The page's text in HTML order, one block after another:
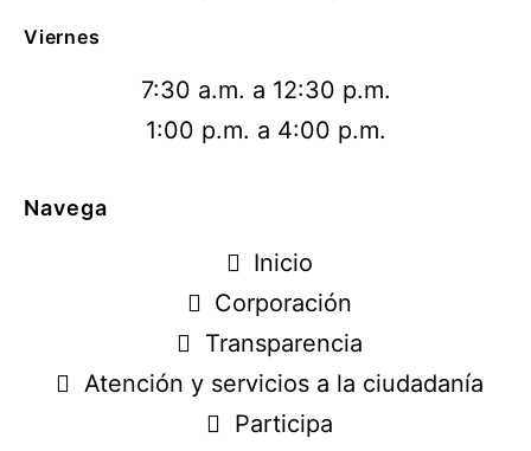
Viernes
7:30 a.m. a 12:30 p.m.
1:00 p.m. a 4:00 p.m.
Navega
Inicio
Corporación
Transparencia
Atención y servicios a la ciudadanía
Participa